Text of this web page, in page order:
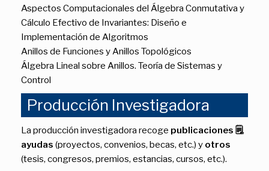
Aspectos Computacionales del Álgebra Conmutativa y
Cálculo Efectivo de Invariantes: Diseño e
Implementación de Algoritmos
Anillos de Funciones y Anillos Topológicos
Álgebra Lineal sobre Anillos. Teoría de Sistemas y
Control
Producción Investigadora
La producción investigadora recoge publicaciones 🗒,
ayudas (proyectos, convenios, becas, etc.) y otros
(tesis, congresos, premios, estancias, cursos, etc.).